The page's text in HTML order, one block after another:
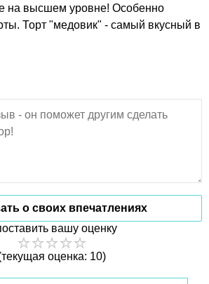
на высшем уровне! Особенно
Торт "медовик" - самый вкусный в
о своих впечатлениях
вашу оценку
оценка: 10)